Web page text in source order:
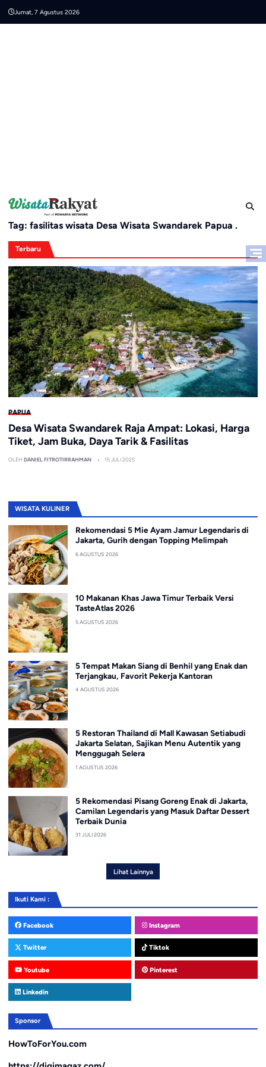
Jumat, 7 Agustus 2026
Tag: fasilitas wisata Desa Wisata Swandarek Papua .
Terbaru
PAPUA
Desa Wisata Swandarek Raja Ampat: Lokasi, Harga
Tiket, Jam Buka, Daya Tarik & Fasilitas
OLEH DANIEL FITROTIRRAHMAN 15 JULI 2025
WISATA KULINER
Rekomendasi 5 Mie Ayam Jamur Legendaris di
Jakarta, Gurih dengan Topping Melimpah
6 AGUSTUS 2026
10 Makanan Khas Jawa Timur Terbaik Versi
TasteAtlas 2026
5 AGUSTUS 2026
5 Tempat Makan Siang di Benhil yang Enak dan
Terjangkau, Favorit Pekerja Kantoran
4 AGUSTUS 2026
5 Restoran Thailand di Mall Kawasan Setiabudi
Jakarta Selatan, Sajikan Menu Autentik yang
Menggugah Selera
1 AGUSTUS 2026
5 Rekomendasi Pisang Goreng Enak di Jakarta,
Camilan Legendaris yang Masuk Daftar Dessert
Terbaik Dunia
31 JULI 2026
Lihat Lainnya
Ikuti Kami :
Facebook Instagram
Twitter Tiktok
Youtube Pinterest
Linkedin
Sponsor
HowToForYou.com